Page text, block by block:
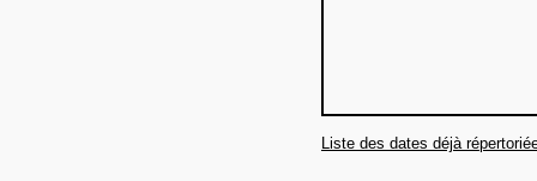
Liste des dates déjà